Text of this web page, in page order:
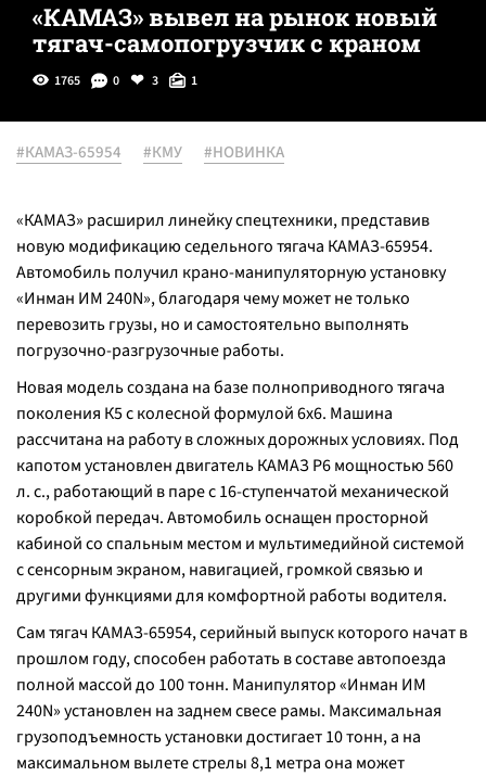
«КАМАЗ» вывел на рынок новый
тягач-самопогрузчик с краном
1765 0 3 1
#КАМАЗ-65954 #КМУ #НОВИНКА
«КАМАЗ» расширил линейку спецтехники, представив
новую модификацию седельного тягача КАМАЗ-65954.
Автомобиль получил крано-манипуляторную установку
«Инман ИМ 240N», благодаря чему может не только
перевозить грузы, но и самостоятельно выполнять
погрузочно-разгрузочные работы.
Новая модель создана на базе полноприводного тягача
поколения К5 с колесной формулой 6х6. Машина
рассчитана на работу в сложных дорожных условиях. Под
капотом установлен двигатель КАМАЗ Р6 мощностью 560
л. с., работающий в паре с 16-ступенчатой механической
коробкой передач. Автомобиль оснащен просторной
кабиной со спальным местом и мультимедийной системой
с сенсорным экраном, навигацией, громкой связью и
другими функциями для комфортной работы водителя.
Сам тягач КАМАЗ-65954, серийный выпуск которого начат в
прошлом году, способен работать в составе автопоезда
полной массой до 100 тонн. Манипулятор «Инман ИМ
240N» установлен на заднем свесе рамы. Максимальная
грузоподъемность установки достигает 10 тонн, а на
максимальном вылете стрелы 8,1 метра она может